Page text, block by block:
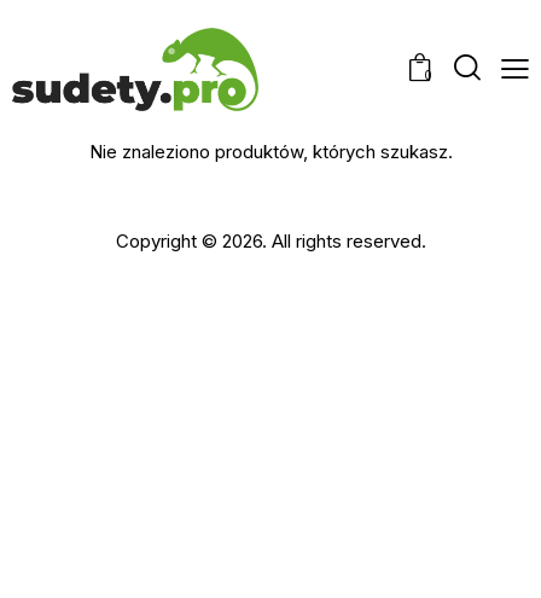
0
Nie znaleziono produktów, których szukasz.
Copyright © 2026. All rights reserved.